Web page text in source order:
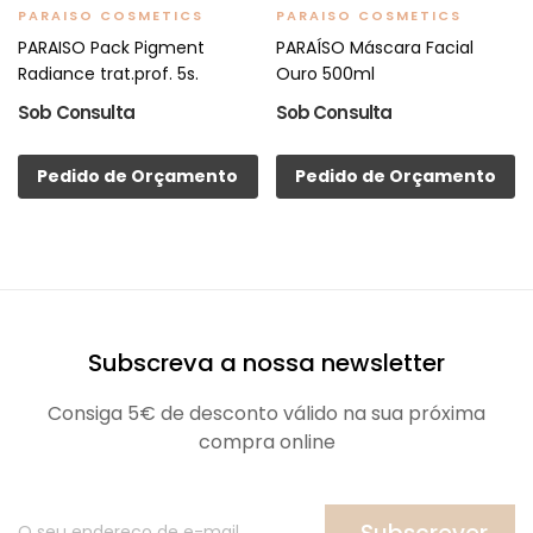
PARAISO COSMETICS
PARAISO Pack Pigment
Radiance trat.prof. 5s.
Sob Consulta
Pedido de Orçamento
PARAISO COSMETICS
PARAÍSO Máscara Facial
Ouro 500ml
Sob Consulta
Pedido de Orçamento
Subscreva a nossa newsletter
Consiga 5€ de desconto válido na sua próxima
compra online